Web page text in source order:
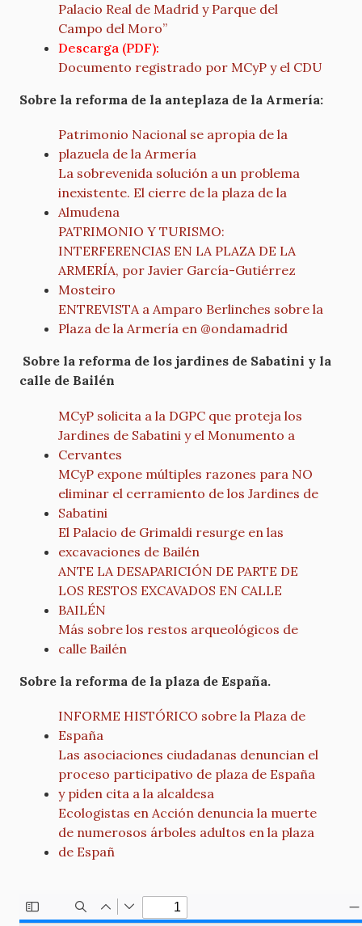
Palacio Real de Madrid y Parque del
Campo del Moro”
Descarga (PDF):
Documento registrado por MCyP y el CDU
Sobre la reforma de la anteplaza de la Armería:
Patrimonio Nacional se apropia de la
plazuela de la Armería
La sobrevenida solución a un problema
inexistente. El cierre de la plaza de la
Almudena
PATRIMONIO Y TURISMO:
INTERFERENCIAS EN LA PLAZA DE LA
ARMERÍA, por Javier García-Gutiérrez
Mosteiro
ENTREVISTA a Amparo Berlinches sobre la
Plaza de la Armería en @ondamadrid
Sobre la reforma de los jardines de Sabatini y la
calle de Bailén
MCyP solicita a la DGPC que proteja los
Jardines de Sabatini y el Monumento a
Cervantes
MCyP expone múltiples razones para NO
eliminar el cerramiento de los Jardines de
Sabatini
El Palacio de Grimaldi resurge en las
excavaciones de Bailén
ANTE LA DESAPARICIÓN DE PARTE DE
LOS RESTOS EXCAVADOS EN CALLE
BAILÉN
Más sobre los restos arqueológicos de
calle Bailén
Sobre la reforma de la plaza de España.
INFORME HISTÓRICO sobre la Plaza de
España
Las asociaciones ciudadanas denuncian el
proceso participativo de plaza de España
y piden cita a la alcaldesa
Ecologistas en Acción denuncia la muerte
de numerosos árboles adultos en la plaza
de Españ